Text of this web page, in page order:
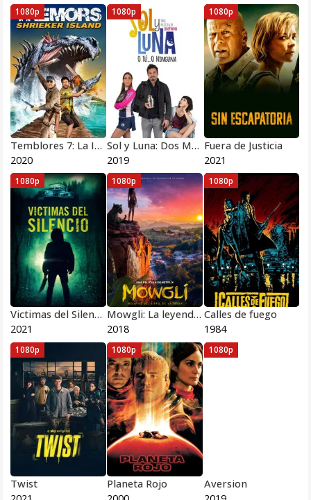
Temblores 7: La Isla Shrieker
2020
1080p
Sol y Luna: Dos Mejor Que Una
2019
1080p
Fuera de Justicia
2021
1080p
Victimas del Silencio
2021
1080p
Mowgli: La leyenda de la selva
2018
1080p
Calles de fuego
1984
1080p
Twist
1080p
Planeta Rojo
1080p
Aversion
1080p